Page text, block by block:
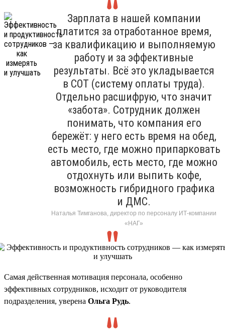
Зарплата в нашей компании
платится за отработанное время,
за квалификацию и выполняемую
работу и за эффективные
результаты. Всё это укладывается
в СОТ (систему оплаты труда).
Отдельно расшифрую, что значит
«забота». Сотрудник должен
понимать, что компания его
бережёт: у него есть время на обед,
есть место, где можно припарковать
автомобиль, есть место, где можно
отдохнуть или выпить кофе,
возможность гибридного графика
и ДМС.
Наталья Тимганова, директор по персоналу ИТ-компании
«НАГ»
Самая действенная мотивация персонала, особенно
эффективных сотрудников, исходит от руководителя
подразделения, уверена Ольга Рудь.